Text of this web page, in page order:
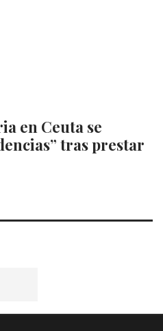
en Ceuta se
tras prestar